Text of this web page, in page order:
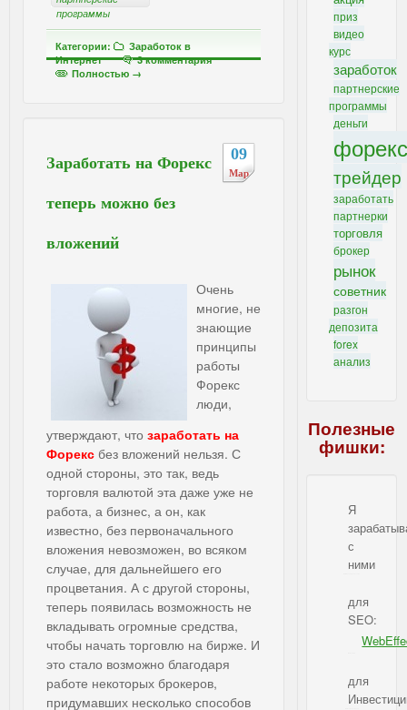
программы
Категории:
Заработок в
Интернет
3 комментария
Полностью →
09
Мар
Заработать на Форекс
теперь можно без
вложений
Очень
многие, не
знающие
принципы
работы
Форекс
люди,
утверждают, что заработать на
Форекс без вложений нельзя. С
одной стороны, это так, ведь
торговля валютой эта даже уже не
работа, а бизнес, а он, как
известно, без первоначального
вложения невозможен, во всяком
случае, для дальнейшего его
процветания. А с другой стороны,
теперь появилась возможность не
вкладывать огромные средства,
чтобы начать торговлю на бирже. И
это стало возможно благодаря
работе некоторых брокеров,
придумавших несколько способов
приз
видео
курс
заработок
партнерские
программы
деньги
трейдер
заработать
партнерки
торговля
брокер
рынок
советник
разгон
депозита
forex
анализ
Полезные
фишки:
Я
с
ними
для
SEO:
для